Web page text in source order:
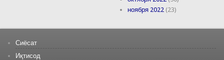
ноября 2022 (23)
Сиёсат
Иқтисод